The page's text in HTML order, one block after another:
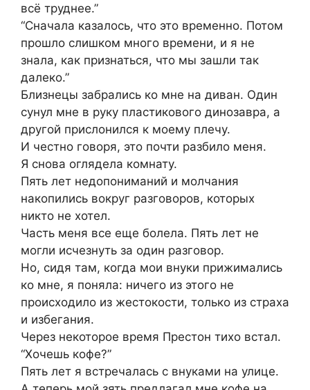
всё труднее.”
“Сначала казалось, что это временно. Потом
прошло слишком много времени, и я не
знала, как признаться, что мы зашли так
далеко.”
Близнецы забрались ко мне на диван. Один
сунул мне в руку пластикового динозавра, а
другой прислонился к моему плечу.
И честно говоря, это почти разбило меня.
Я снова оглядела комнату.
Пять лет недопониманий и молчания
накопились вокруг разговоров, которых
никто не хотел.
Часть меня все еще болела. Пять лет не
могли исчезнуть за один разговор.
Но, сидя там, когда мои внуки прижимались
ко мне, я поняла: ничего из этого не
происходило из жестокости, только из страха
и избегания.
Через некоторое время Престон тихо встал.
“Хочешь кофе?”
Пять лет я встречалась с внуками на улице.